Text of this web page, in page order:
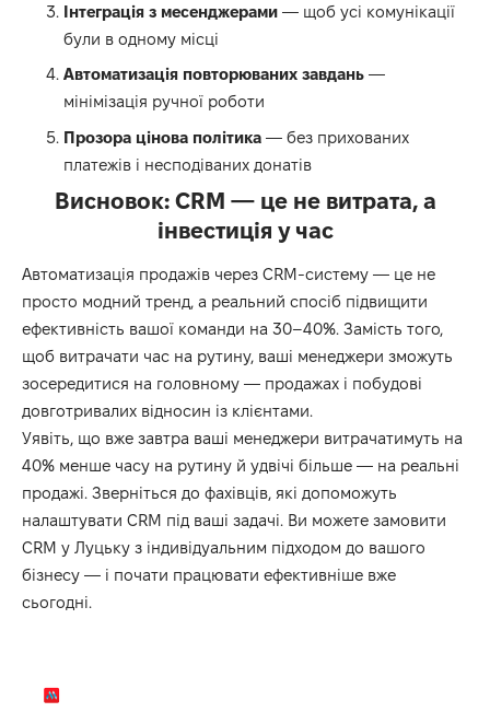
Інтеграція з месенджерами— щоб усі комунікації
були в одному місці
Автоматизація повторюваних завдань—
мінімізація ручної роботи
Прозора цінова політика— без прихованих
платежів і несподіваних донатів
Висновок: CRM — це не витрата, а
інвестиція у час
Автоматизація продажів через CRM-систему — це не
просто модний тренд, а реальний спосіб підвищити
ефективність вашої команди на 30–40%. Замість того,
щоб витрачати час на рутину, ваші менеджери зможуть
зосередитися на головному — продажах і побудові
довготривалих відносин із клієнтами.
Уявіть, що вже завтра ваші менеджери витрачатимуть на
40% менше часу на рутину й удвічі більше — на реальні
продажі. Зверніться до фахівців, які допоможуть
налаштувати CRM під ваші задачі. Ви можете замовити
CRM у Луцьку з індивідуальним підходом до вашого
бізнесу — і почати працювати ефективніше вже
сьогодні.